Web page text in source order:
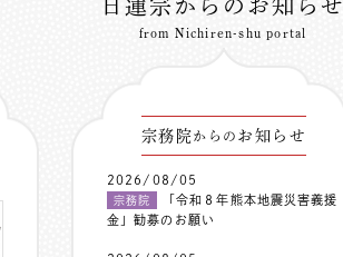
日蓮宗からのお知らせ
from Nichiren-shu portal
宗務院からの お知らせ
2026/08/05
宗務院
「令和８年熊本地震災害義援
金」勧募のお願い